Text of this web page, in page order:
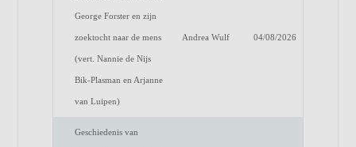
George Forster en zijn
zoektocht naar de mens
(vert. Nannie de Nijs
Bik-Plasman en Arjanne
van Luipen)
Andrea Wulf 04/08/2026
Geschiedenis van